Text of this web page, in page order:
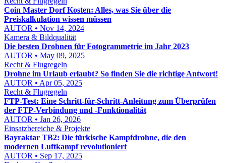
Coin Master Dorf Kosten: Alles, was Sie über die
Preiskalkulation wissen müssen
AUTOR • Nov 14, 2024
Kamera & Bildqualität
Die besten Drohnen für Fotogrammetrie im Jahr 2023
AUTOR • May 09, 2025
Recht & Flugregeln
Drohne im Urlaub erlaubt? So finden Sie die richtige Antwort!
AUTOR • Apr 05, 2025
Recht & Flugregeln
FTP-Test: Eine Schritt-für-Schritt-Anleitung zum Überprüfen
der FTP-Verbindung und -Funktionalität
AUTOR • Jan 26, 2026
Einsatzbereiche & Projekte
Bayraktar TB2: Die türkische Kampfdrohne, die den
modernen Luftkampf revolutioniert
AUTOR • Sep 17, 2025